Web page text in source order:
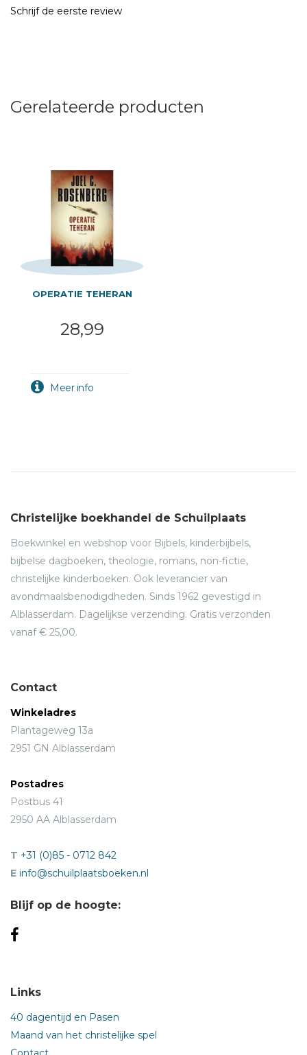
Schrijf de eerste review
Gerelateerde producten
OPERATIE TEHERAN
28,99
Christelijke boekhandel de Schuilplaats
Boekwinkel en webshop voor Bijbels, kinderbijbels,
bijbelse dagboeken, theologie, romans, non-fictie,
christelijke kinderboeken. Ook leverancier van
avondmaalsbenodigdheden. Sinds 1962 gevestigd in
Alblasserdam. Dagelijkse verzending. Gratis verzonden
vanaf € 25,00.
Contact
Winkeladres
Plantageweg 13a
2951 GN Alblasserdam
Postadres
Postbus 41
2950 AA Alblasserdam
T +31 (0)85 - 0712 842
E info@schuilplaatsboeken.nl
Blijf op de hoogte:
Links
40 dagentijd en Pasen
Maand van het christelijke spel